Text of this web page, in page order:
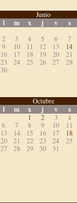
Junio
l m x j v s
2 3 4 5 6
7
9
10 11 12 13
14
16
17 18 19 20
21
23
24 25 26 27
28
30
Octubre
l m x j v s
1 2 3
4
6
7 8 9 10
11
13
14 15 16 17
18
20
21 22 23 24
25
27
28 29 30 31